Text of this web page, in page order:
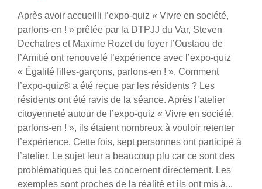
Après avoir accueilli l’expo-quiz « Vivre en société,
parlons-en ! » prêtée par la DTPJJ du Var, Steven
Dechatres et Maxime Rozet du foyer l’Oustaou de
l’Amitié ont renouvelé l’expérience avec l’expo-quiz
« Égalité filles-garçons, parlons-en ! ». Comment
l’expo-quiz® a été reçue par les résidents ? Les
résidents ont été ravis de la séance. Après l’atelier
citoyenneté autour de l’expo-quiz « Vivre en société,
parlons-en ! », ils étaient nombreux à vouloir retenter
l’expérience. Cette fois, sept personnes ont participé à
l’atelier. Le sujet leur a beaucoup plu car ce sont des
problématiques qui les concernent directement. Les
exemples sont proches de la réalité et ils ont mis à...